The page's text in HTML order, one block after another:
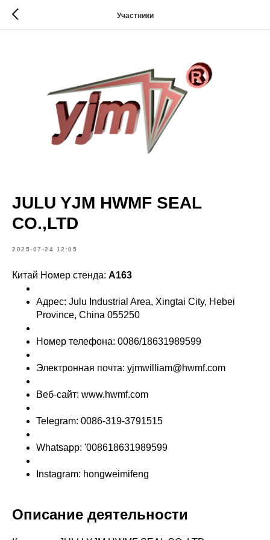
Участники
JULU YJM HWMF SEAL
CO.,LTD
2025-07-24 12:05
Китай Номер стенда: A163
Адрес: Julu Industrial Area, Xingtai City, Hebei
Province, China 055250
Номер телефона: 0086/18631989599
Электронная почта: yjmwilliam@hwmf.com
Веб-сайт: www.hwmf.com
Telegram: 0086-319-3791515
Whatsapp: '008618631989599
Instagram: hongweimifeng
Описание деятельности